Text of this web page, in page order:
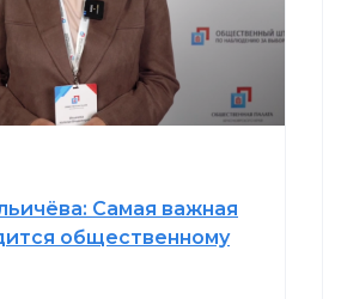
Самая важная
общественному